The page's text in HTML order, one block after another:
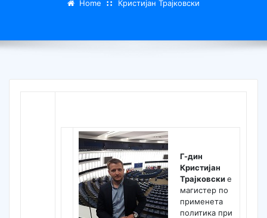
Home Кристијан Трајковски
Г-дин
Кристијан
Трајковские
магистер по
применета
политика при